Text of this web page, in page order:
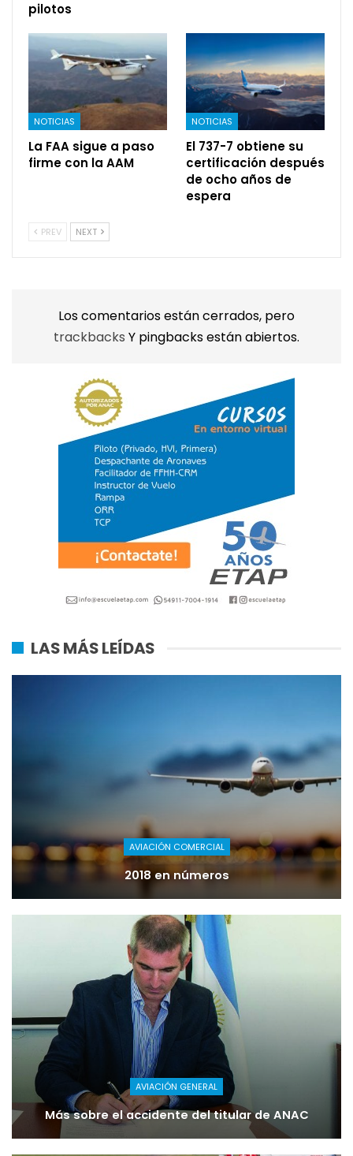
pilotos
NOTICIAS
La FAA sigue a paso
firme con la AAM
NOTICIAS
El 737-7 obtiene su
certificación después
de ocho años de
espera
PREV NEXT
Los comentarios están cerrados, pero
trackbacks Y pingbacks están abiertos.
LAS MÁS LEÍDAS
AVIACIÓN COMERCIAL
2018 en números
AVIACIÓN GENERAL
Más sobre el accidente del titular de ANAC